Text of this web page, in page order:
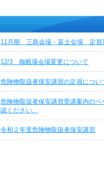
11月期 三島会場・富士会場 定員
12/3 御殿場会場変更について
危険物取扱者保安講習の定員につい
危険物取扱者保安講習受講案内の
認ください。
令和２年度危険物取扱者保安講習